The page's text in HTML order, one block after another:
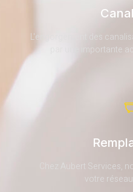
L'engorgement des
par une importante
Chez Aubert Services,
votre